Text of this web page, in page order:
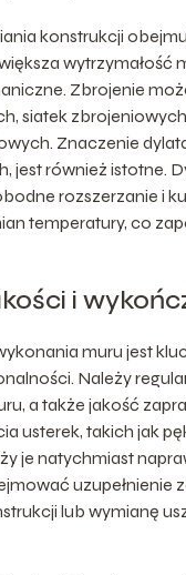
konstrukcji
wytrzymałość
Zbrojenie
siatek
Znaczenie
jest również istotne.
rozszerzanie i
temperatury, co
i
muru jest
Należy
a także jakość
usterek, takich jak
je natychmiast
uzupełnienie
lub wymianę